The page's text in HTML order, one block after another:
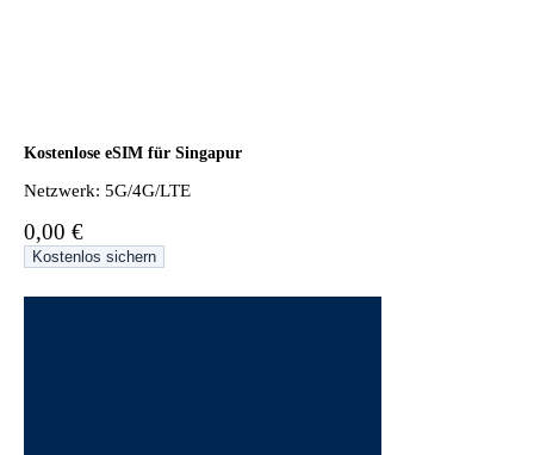
Kostenlose eSIM für Singapur
Netzwerk: 5G/4G/LTE
0,00 €
Kostenlos sichern